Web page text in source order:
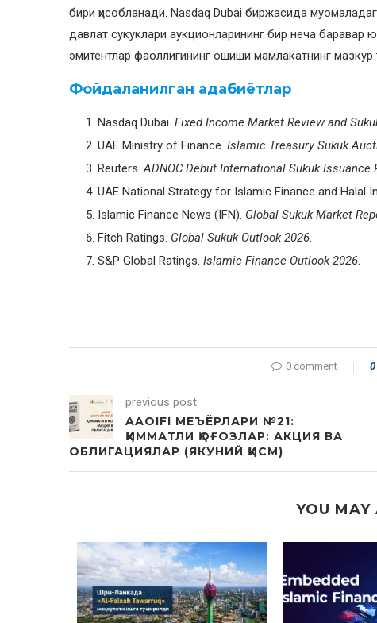
бири ҳисобланади. Nasdaq Dubai биржасида
давлат сукуклари аукционларининг бир неча баравар
эмитентлар фаоллигининг ошиши мамлакатнинг
Фойдаланилган адабиётлар
Nasdaq Dubai. Fixed Income Market Review and
UAE Ministry of Finance. Islamic Treasury Sukuk
Reuters.ADNOC Debut International Sukuk Issuance
UAE National Strategy for Islamic Finance and Halal
Islamic Finance News (IFN). Global Sukuk Market
Fitch Ratings. Global Sukuk Outlook 2026.
S&P Global Ratings. Islamic Finance Outlook 2026.
0 comment 0
previous post
AAOIFI МЕЪЁРЛАРИ №21:
ҚИММАТЛИ ҚОҒОЗЛАР: АКЦИЯ ВА
ОБЛИГАЦИЯЛАР (ЯКУНИЙ ҚИСМ)
YOU MAY